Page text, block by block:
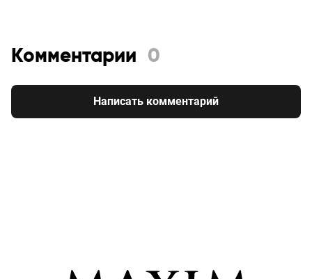
Комментарии 0
Написать комментарий